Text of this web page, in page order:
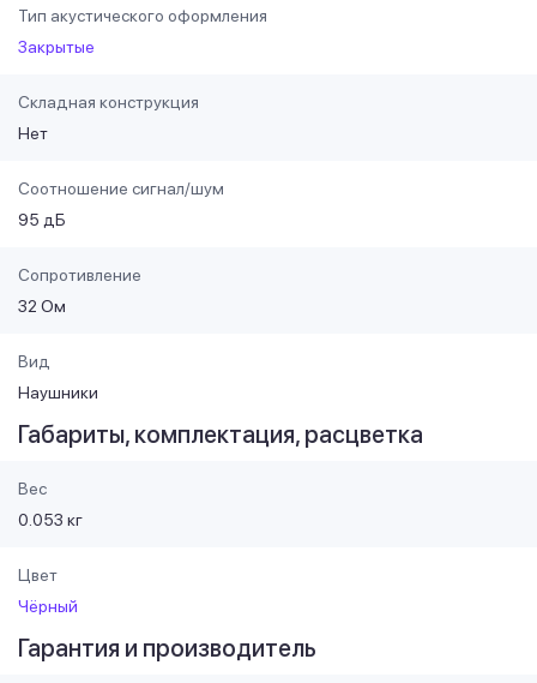
Тип акустического оформления
Закрытые
Складная конструкция
Нет
Соотношение сигнал/шум
95 дБ
Сопротивление
32 Ом
Вид
Наушники
Габариты, комплектация, расцветка
Вес
0.053 кг
Цвет
Чёрный
Гарантия и производитель